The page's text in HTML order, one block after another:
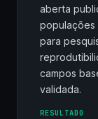
aberta
populações
para
campos
validada.
RESULTADO